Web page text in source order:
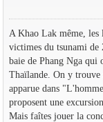
A Khao Lak même,
victimes du tsunami de
baie de Phang Nga qui
Thaïlande. On y trouve
apparue dans
proposent une
Mais faîtes jouer la